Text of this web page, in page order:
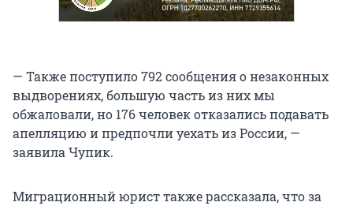
— Также поступило 792 сообщения о незаконных
выдворениях, большую часть из них мы
обжаловали, но 176 человек отказались подавать
апелляцию и предпочли уехать из России, —
заявила Чупик.
Миграционный юрист также рассказала, что за